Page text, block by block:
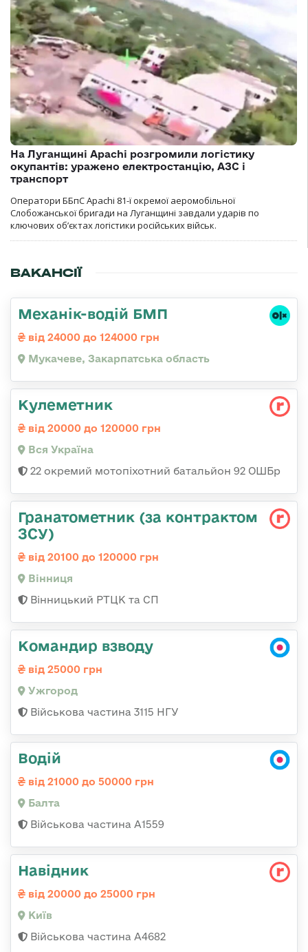
На Луганщині Apachi розгромили логістику
окупантів: уражено електростанцію, АЗС і
транспорт
Оператори ББпС Apachi 81-ї окремої аеромобільної
Слобожанської бригади на Луганщині завдали ударів по
ключових об’єктах логістики російських військ.
ВАКАНСІЇ
Механік-водій БМП
від 24000 до 124000 грн
Мукачеве, Закарпатська область
Кулеметник
від 20000 до 120000 грн
Вся Україна
22 окремий мотопіхотний батальйон 92 ОШБр
Гранатометник (за контрактом
ЗСУ)
від 20100 до 120000 грн
Вінниця
Вінницький РТЦК та СП
Командир взводу
від 25000 грн
Ужгород
Військова частина 3115 НГУ
Водій
від 21000 до 50000 грн
Балта
Військова частина А1559
Навідник
від 20000 до 25000 грн
Київ
Військова частина А4682